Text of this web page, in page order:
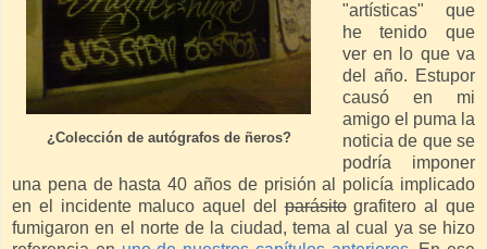
¿Colección de autógrafos de ñeros?
"artísticas" que
he tenido que
ver en lo que va
del año. Estupor
causó en mi
amigo el puma la
noticia de que se
podría imponer
una pena de hasta 40 años de prisión al policía implicado
en el incidente maluco aquel delparásitografitero al que
fumigaron en el norte de la ciudad, tema al cual ya se hizo